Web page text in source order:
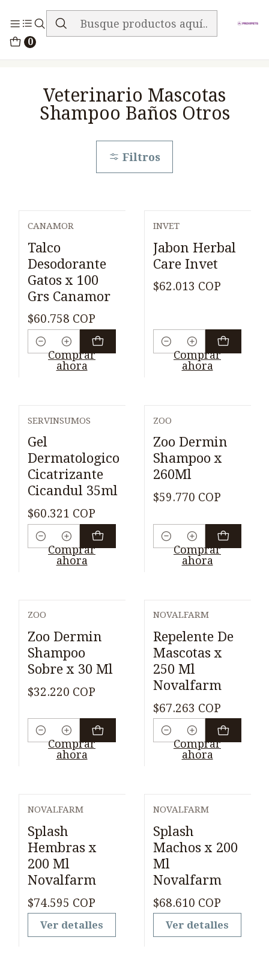
0
ENVIO GRATIS EN TODA LA TIENDA
Veterinario Mascotas
Shampoo Baños Otros
Filtros
CANAMOR
Talco
Desodorante
Gatos x 100
Grs Canamor
$60.758 COP
Cantidad
Comprar
ahora
INVET
Jabon Herbal
Care Invet
$62.013 COP
Cantidad
Comprar
ahora
SERVINSUMOS
Gel
Dermatologico
Cicatrizante
Cicandul 35ml
$60.321 COP
Cantidad
Comprar
ahora
ZOO
Zoo Dermin
Shampoo x
260Ml
$59.770 COP
Cantidad
Comprar
ahora
ZOO
Zoo Dermin
Shampoo
Sobre x 30 Ml
$32.220 COP
Cantidad
Comprar
ahora
NOVALFARM
Repelente De
Mascotas x
250 Ml
Novalfarm
$67.263 COP
Cantidad
Comprar
ahora
NOVALFARM
Splash
Hembras x
200 Ml
Novalfarm
$74.595 COP
Ver detalles
NOVALFARM
Splash
Machos x 200
Ml
Novalfarm
$68.610 COP
Ver detalles